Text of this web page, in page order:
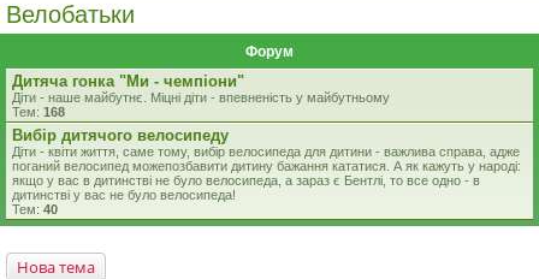
Велобатьки
Форум
Дитяча гонка "Ми - чемпіони"
Діти - наше майбутнє. Міцні діти - впевненість у майбутньому
Тем: 168
Вибір дитячого велосипеду
Діти - квіти життя, саме тому, вибір велосипеда для дитини - важлива справа, адже
поганий велосипед можепозбавити дитину бажання кататися. А як кажуть у народі:
якщо у вас в дитинстві не було велосипеда, а зараз є Бентлі, то все одно - в
дитинстві у вас не було велосипеда!
Тем: 40
Нова тема